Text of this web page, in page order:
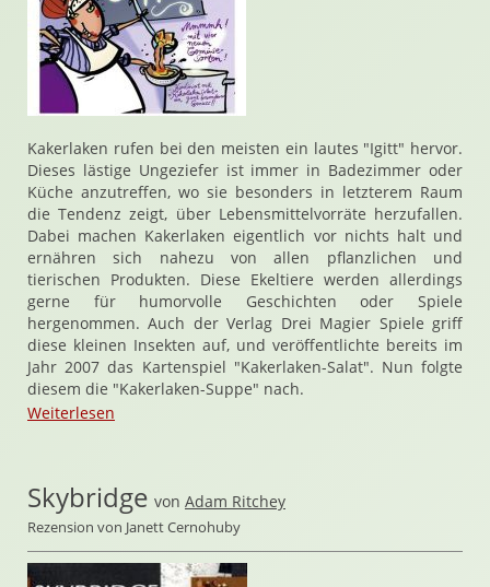
Kakerlaken rufen bei den meisten ein lautes "Igitt" hervor.
Dieses lästige Ungeziefer ist immer in Badezimmer oder
Küche anzutreffen, wo sie besonders in letzterem Raum
die Tendenz zeigt, über Lebensmittelvorräte herzufallen.
Dabei machen Kakerlaken eigentlich vor nichts halt und
ernähren sich nahezu von allen pflanzlichen und
tierischen Produkten. Diese Ekeltiere werden allerdings
gerne für humorvolle Geschichten oder Spiele
hergenommen. Auch der Verlag Drei Magier Spiele griff
diese kleinen Insekten auf, und veröffentlichte bereits im
Jahr 2007 das Kartenspiel "Kakerlaken-Salat". Nun folgte
diesem die "Kakerlaken-Suppe" nach.
Weiterlesen
Skybridge von Adam Ritchey
Rezension von Janett Cernohuby